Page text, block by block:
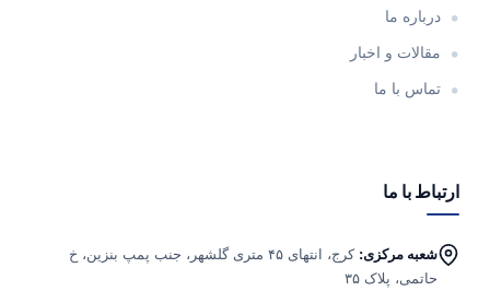
درباره ما
مقالات و اخبار
تماس با ما
ارتباط با ما
شعبه مرکزی:
کرج، انتهای ۴۵ متری گلشهر، جنب پمپ بنزین، خ
حاتمی، پلاک ۳۵